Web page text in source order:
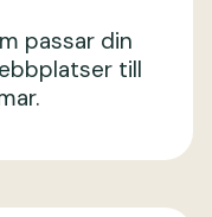
passar din
till